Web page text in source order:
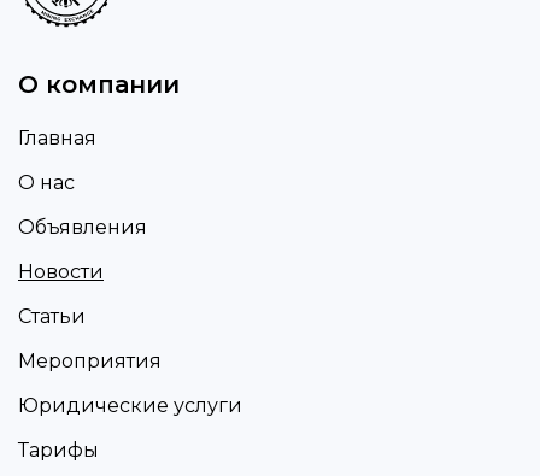
О компании
Главная
О нас
Объявления
Новости
Статьи
Мероприятия
Юридические услуги
Тарифы